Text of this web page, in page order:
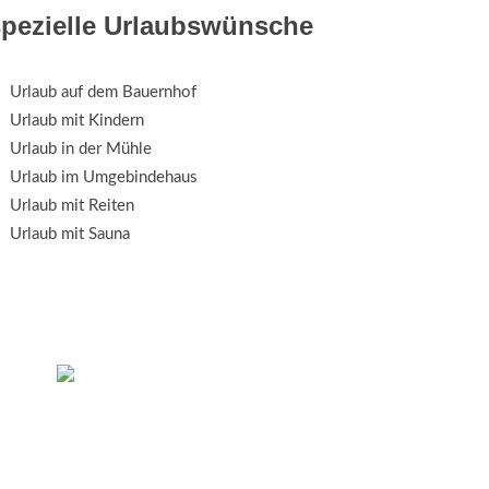
Urlaubswünsche
Urlaub auf dem Bauernhof
Urlaub mit Kindern
Urlaub in der Mühle
Urlaub im Umgebindehaus
Urlaub mit Reiten
Urlaub mit Sauna